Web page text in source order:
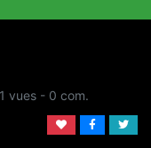
vues - 0 com.